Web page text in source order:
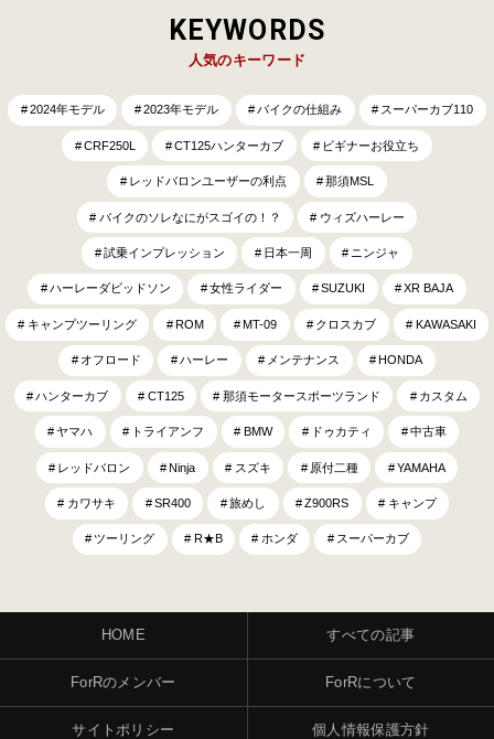
KEYWORDS
人気のキーワード
2024年モデル 2023年モデル バイクの仕組み スーパーカブ110
CRF250L CT125ハンターカブ ビギナーお役立ち
レッドバロンユーザーの利点 那須MSL
バイクのソレなにがスゴイの！？ ウィズハーレー
試乗インプレッション 日本一周 ニンジャ
ハーレーダビッドソン 女性ライダー SUZUKI XR BAJA
キャンプツーリング ROM MT-09 クロスカブ KAWASAKI
オフロード ハーレー メンテナンス HONDA
ハンターカブ CT125 那須モータースポーツランド カスタム
ヤマハ トライアンフ BMW ドゥカティ 中古車
レッドバロン Ninja スズキ 原付二種 YAMAHA
カワサキ SR400 旅めし Z900RS キャンプ
ツーリング R★B ホンダ スーパーカブ
HOME すべての記事
ForRのメンバー ForRについて
サイトポリシー 個人情報保護方針